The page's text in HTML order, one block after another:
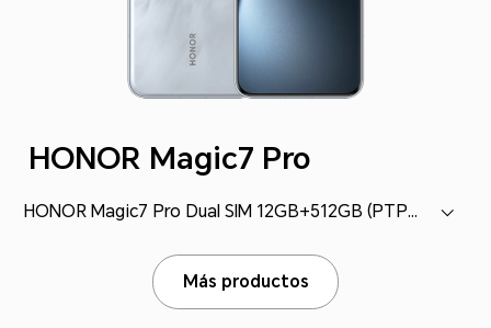
HONOR Magic7 Pro
HONOR Magic7 Pro Dual SIM 12GB+512GB (PTP-N49)
Más productos